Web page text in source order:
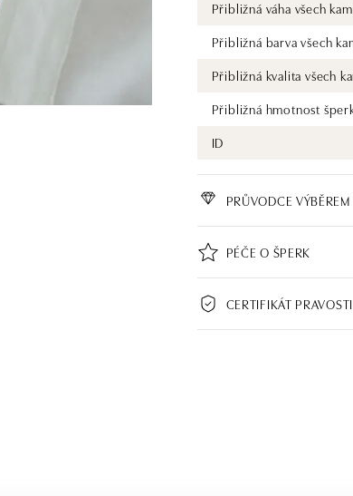
Přibližná váha všech
Přibližná barva všech
Přibližná kvalita všech
Přibližná hmotnost
ID
PRŮVODCE
PÉČE O ŠPERK
CERTIFIKÁT PRAVOSTI